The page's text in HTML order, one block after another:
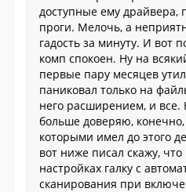
доступные ему драйвера,
проги. Мелочь, а
гадость за минуту. И вот
комп спокоен. Ну на
первые пару месяцев
паниковал только на
него расширением, и все.
больше доверяю,
которыми имел до этого
вот ниже писал скажу,
настройках галку с
сканирования при